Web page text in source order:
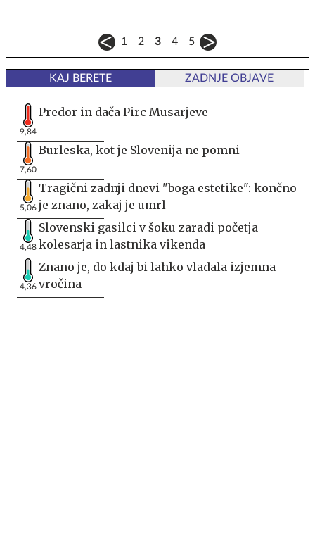
1 2 3 4 5
KAJ BERETE ZADNJE OBJAVE
9,84
Predor in dača Pirc Musarjeve
7,60
Burleska, kot je Slovenija ne pomni
5,06
Tragični zadnji dnevi "boga estetike": končno
je znano, zakaj je umrl
4,48
Slovenski gasilci v šoku zaradi početja
kolesarja in lastnika vikenda
4,36
Znano je, do kdaj bi lahko vladala izjemna
vročina